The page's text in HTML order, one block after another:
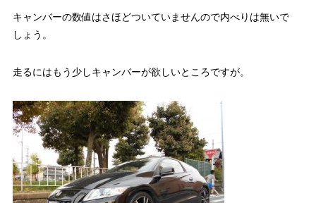
キャンバーの数値はさほどついていませんので内べりは無いで
しょう。
走るにはもう少しキャンバーが欲しいところですが。